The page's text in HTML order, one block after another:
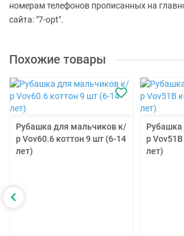
номерам телефонов прописанных на
сайта: "7-opt".
Похожие товары
Рубашка для мальчиков к/
р Vov60.6 коттон 9 шт (6-14
лет)
Рубашка
р
лет)